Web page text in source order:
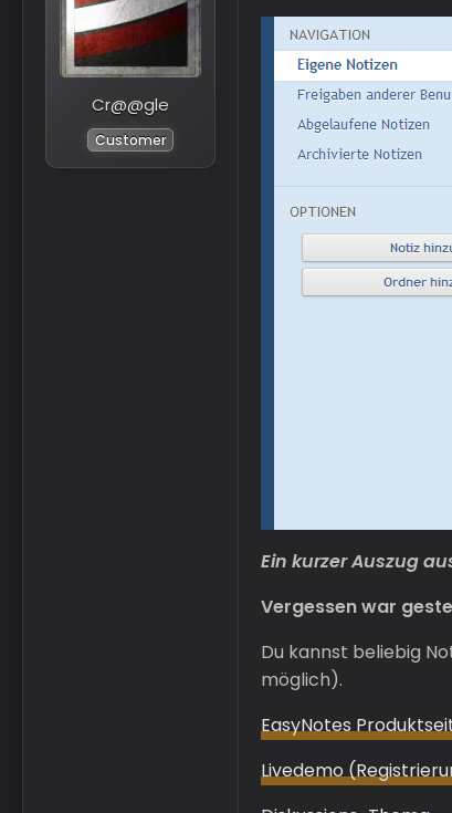
Cr@@gle
Customer
Ein kurzer Auszug
Vergessen war
Du kannst beliebig
möglich).
EasyNotes
Livedemo